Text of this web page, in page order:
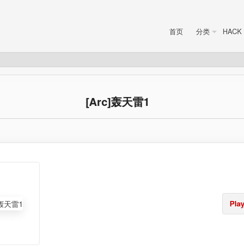
首页 分类 HACK
[Arc]轰天雷1